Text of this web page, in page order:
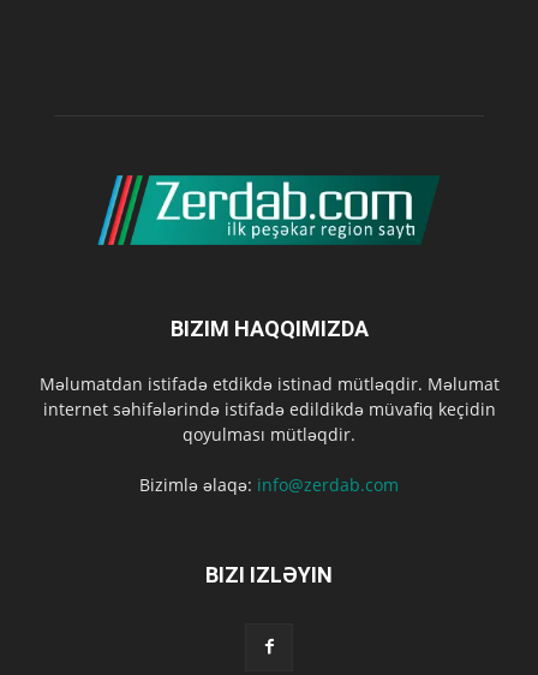
BIZIM HAQQIMIZDA
Məlumatdan istifadə etdikdə istinad mütləqdir. Məlumat
internet səhifələrində istifadə edildikdə müvafiq keçidin
qoyulması mütləqdir.
Bizimlə əlaqə: info@zerdab.com
BIZI IZLƏYIN